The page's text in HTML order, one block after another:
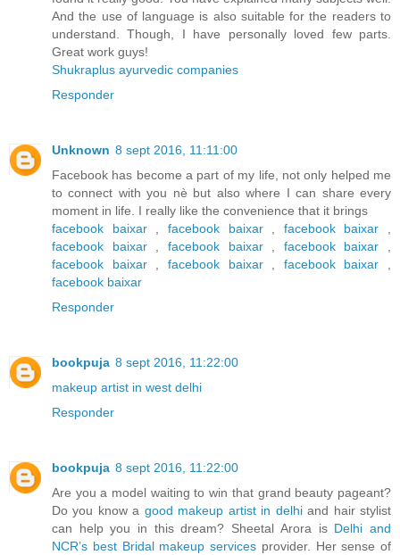
And the use of language is also suitable for the readers to
understand. Though, I have personally loved few parts.
Great work guys!
Shukraplus ayurvedic companies
Responder
Unknown 8 sept 2016, 11:11:00
Facebook has become a part of my life, not only helped me
to connect with you nè but also where I can share every
moment in life. I really like the convenience that it brings
facebook baixar, facebook baixar, facebook baixar
facebook baixar, facebook baixar, facebook baixar
facebook baixar, facebook baixar, facebook baixar
facebook baixar
Responder
bookpuja 8 sept 2016, 11:22:00
makeup artist in west delhi
Responder
bookpuja 8 sept 2016, 11:22:00
Are you a model waiting to win that grand beauty pageant?
Do you know a good makeup artist in delhiand hair stylist
can help you in this dream? Sheetal Arora is Delhi and
NCR’s best Bridal makeup services provider. Her sense of